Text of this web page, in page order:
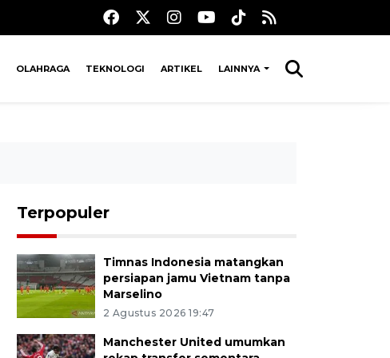
OLAHRAGA TEKNOLOGI ARTIKEL LAINNYA
Terpopuler
Timnas Indonesia matangkan
persiapan jamu Vietnam tanpa
Marselino
2 Agustus 2026 19:47
Manchester United umumkan